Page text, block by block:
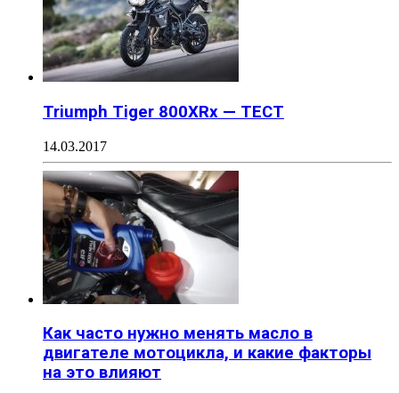
Triumph Tiger 800XRx — ТЕСТ
14.03.2017
Как часто нужно менять масло в
двигателе мотоцикла, и какие факторы
на это влияют